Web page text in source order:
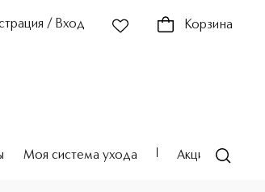
/ Вход Корзина
Моя система ухода Акции